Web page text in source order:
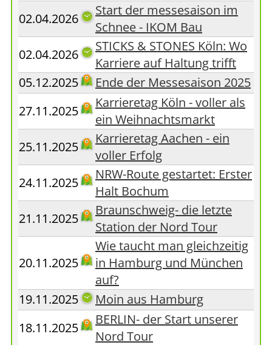
02.04.2026
Start der messesaison im
Schnee - IKOM Bau
02.04.2026
STICKS & STONES Köln: Wo
Karriere auf Haltung trifft
05.12.2025
Ende der Messesaison 2025
27.11.2025
Karrieretag Köln - voller als
ein Weihnachtsmarkt
25.11.2025
Karrieretag Aachen - ein
voller Erfolg
24.11.2025
NRW-Route gestartet: Erster
Halt Bochum
21.11.2025
Braunschweig- die letzte
Station der Nord Tour
20.11.2025
Wie taucht man gleichzeitig
in Hamburg und München
auf?
19.11.2025
Moin aus Hamburg
18.11.2025
BERLIN- der Start unserer
Nord Tour